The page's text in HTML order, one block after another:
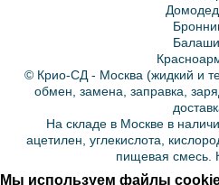
© Крио-СД - Москва (жидкий и
обмен, замена, заправка,
На складе в Москве в
ацетилен, углекислота,
пищевая смесь.
Мы используем файлы